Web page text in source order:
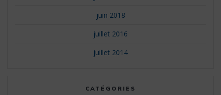
juin 2018
juillet 2016
juillet 2014
CATÉGORIES